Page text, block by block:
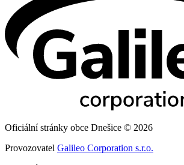
Oficiální stránky obce Dnešice © 2026
Provozovatel Galileo Corporation s.r.o.